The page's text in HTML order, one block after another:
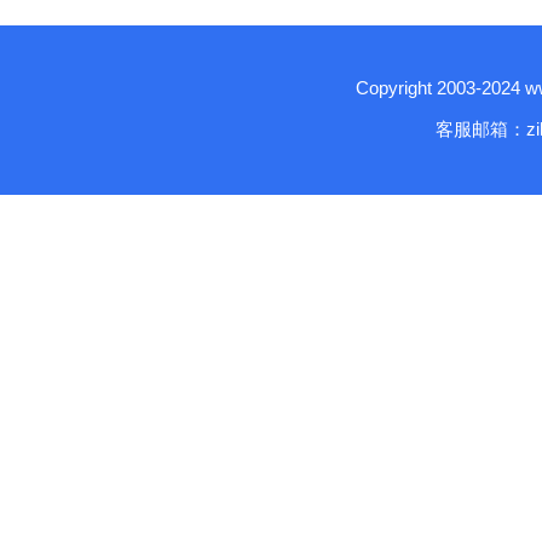
Copyright 2003-2024
客服邮箱：